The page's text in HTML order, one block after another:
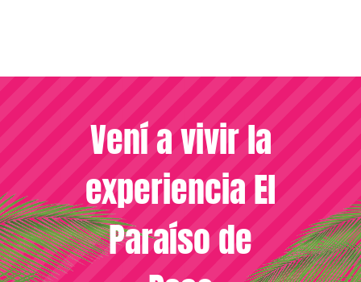
Vení a vivir la
experiencia El
Paraíso de